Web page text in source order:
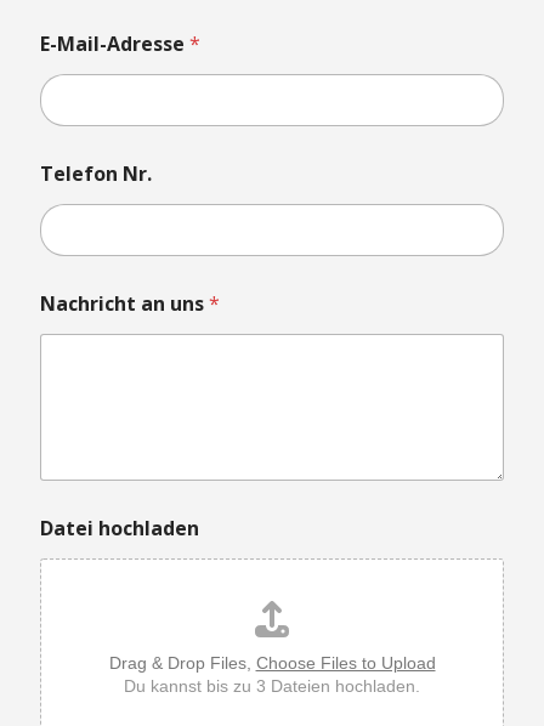
E
-
M
a
i
-
d
r
e
s
e
E-Mail-Adresse *
Telefon Nr.
Nachricht an uns*
Datei hochladen
Drag & Drop Files, Choose Files to Upload
Du kannst bis zu 3 Dateien hochladen.